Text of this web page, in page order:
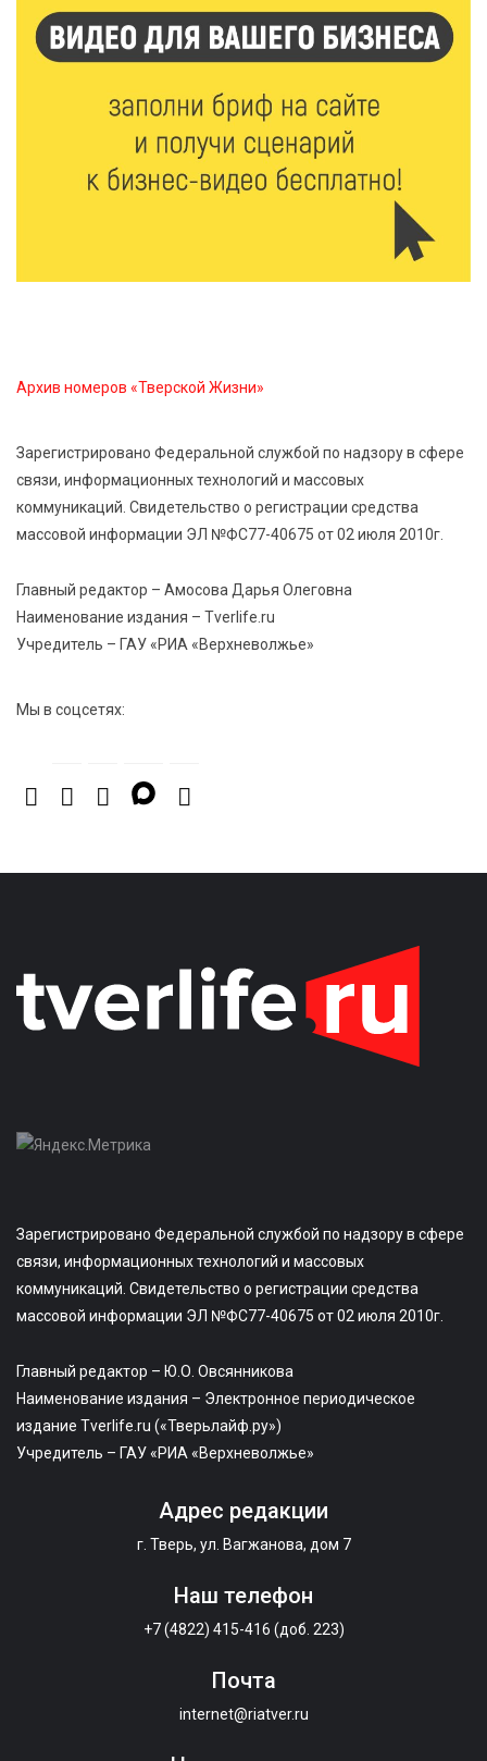
7 Авг 2026 15:41 234
Открыт набор на программу амбассадоров для
студентов российских вузов
7 Авг 2026 15:37 222
Жителям Тверской области напомнили об
7 Авг 2026 15:30 279
трансформаторных подстанций и более 146 км ЛЭП
в Тверской области
7 Авг 2026 15:10 261
появится новая беговая трасса для
профессиональных спортсменов
заслуги тренеров и атлетов
Архив номеров «Тверской Жизни»
Зарегистрировано Федеральной службой по надзору в сфере
связи, информационных технологий и массовых
коммуникаций. Свидетельство о регистрации средства
массовой информации ЭЛ №ФС77-40675 от 02 июля 2010г.
Главный редактор – Амосова Дарья Олеговна
Наименование издания – Tverlife.ru
Учредитель – ГАУ «РИА «Верхневолжье»
Мы в соцсетях:
Зарегистрировано Федеральной службой по надзору в сфере
связи, информационных технологий и массовых
коммуникаций. Свидетельство о регистрации средства
массовой информации ЭЛ №ФС77-40675 от 02 июля 2010г.
Главный редактор – Ю.О. Овсянникова
Наименование издания – Электронное периодическое
издание Tverlife.ru («Тверьлайф.ру»)
Учредитель – ГАУ «РИА «Верхневолжье»
Адрес редакции
г. Тверь, ул. Вагжанова, дом 7
Наш телефон
+7 (4822) 415-416 (доб. 223)
Почта
internet@riatver.ru